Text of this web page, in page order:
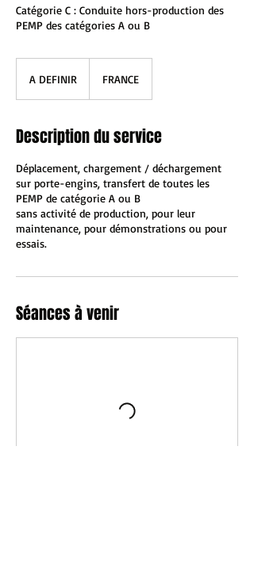
Catégorie C : Conduite hors-production des
PEMP des catégories A ou B
A DEFINIR FRANCE
Description du service
Déplacement, chargement / déchargement
sur porte-engins, transfert de toutes les
PEMP de catégorie A ou B
sans activité de production, pour leur
maintenance, pour démonstrations ou pour
essais.
Séances à venir